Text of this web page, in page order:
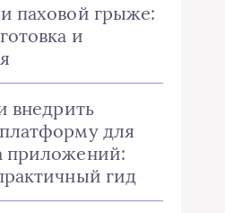
паховой грыже:
и
внедрить
для
приложений:
гид